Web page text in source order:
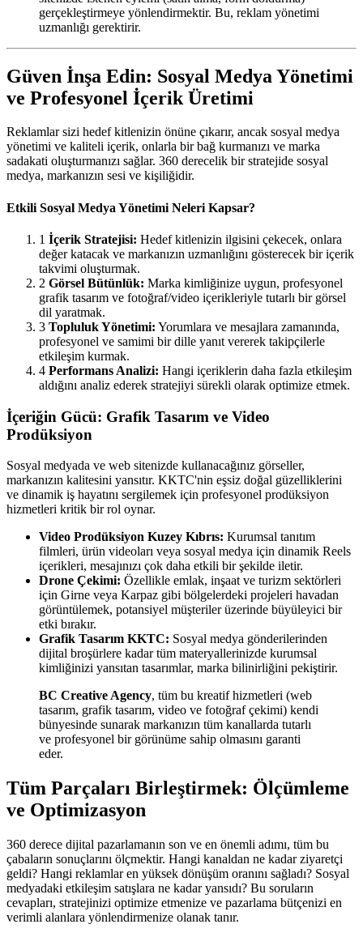
gerçekleştirmeye yönlendirmektir. Bu, reklam yönetimi
uzmanlığı gerektirir.
Güven İnşa Edin: Sosyal Medya Yönetimi
ve Profesyonel İçerik Üretimi
Reklamlar sizi hedef kitlenizin önüne çıkarır, ancak sosyal medya
yönetimi ve kaliteli içerik, onlarla bir bağ kurmanızı ve marka
sadakati oluşturmanızı sağlar. 360 derecelik bir stratejide sosyal
medya, markanızın sesi ve kişiliğidir.
Etkili Sosyal Medya Yönetimi Neleri Kapsar?
1 İçerik Stratejisi: Hedef kitlenizin ilgisini çekecek, onlara
değer katacak ve markanızın uzmanlığını gösterecek bir içerik
takvimi oluşturmak.
2 Görsel Bütünlük: Marka kimliğinize uygun, profesyonel
grafik tasarım ve fotoğraf/video içerikleriyle tutarlı bir görsel
dil yaratmak.
3 Topluluk Yönetimi: Yorumlara ve mesajlara zamanında,
profesyonel ve samimi bir dille yanıt vererek takipçilerle
etkileşim kurmak.
4 Performans Analizi: Hangi içeriklerin daha fazla etkileşim
aldığını analiz ederek stratejiyi sürekli olarak optimize etmek.
İçeriğin Gücü: Grafik Tasarım ve Video
Prodüksiyon
Sosyal medyada ve web sitenizde kullanacağınız görseller,
markanızın kalitesini yansıtır. KKTC'nin eşsiz doğal güzelliklerini
ve dinamik iş hayatını sergilemek için profesyonel prodüksiyon
hizmetleri kritik bir rol oynar.
Video Prodüksiyon Kuzey Kıbrıs: Kurumsal tanıtım
filmleri, ürün videoları veya sosyal medya için dinamik Reels
içerikleri, mesajınızı çok daha etkili bir şekilde iletir.
Drone Çekimi: Özellikle emlak, inşaat ve turizm sektörleri
için Girne veya Karpaz gibi bölgelerdeki projeleri havadan
görüntülemek, potansiyel müşteriler üzerinde büyüleyici bir
etki bırakır.
Grafik Tasarım KKTC: Sosyal medya gönderilerinden
dijital broşürlere kadar tüm materyallerinizde kurumsal
kimliğinizi yansıtan tasarımlar, marka bilinirliğini pekiştirir.
BC Creative Agency, tüm bu kreatif hizmetleri (web
tasarım, grafik tasarım, video ve fotoğraf çekimi) kendi
bünyesinde sunarak markanızın tüm kanallarda tutarlı
ve profesyonel bir görünüme sahip olmasını garanti
eder.
Tüm Parçaları Birleştirmek: Ölçümleme
ve Optimizasyon
360 derece dijital pazarlamanın son ve en önemli adımı, tüm bu
çabaların sonuçlarını ölçmektir. Hangi kanaldan ne kadar ziyaretçi
geldi? Hangi reklamlar en yüksek dönüşüm oranını sağladı? Sosyal
medyadaki etkileşim satışlara ne kadar yansıdı? Bu soruların
cevapları, stratejinizi optimize etmenize ve pazarlama bütçenizi en
verimli alanlara yönlendirmenize olanak tanır.